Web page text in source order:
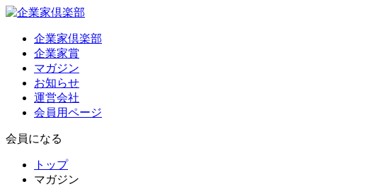
企業家倶楽部
企業家賞
マガジン
お知らせ
運営会社
会員用ページ
会員になる
トップ
マガジン